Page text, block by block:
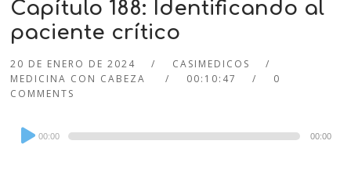
Capítulo 188: Identificando al
paciente crítico
20 DE ENERO DE 2024
CASIMEDICOS
MEDICINA CON CABEZA
00:10:47
0
COMMENTS
Audio
Player
00:00 00:00